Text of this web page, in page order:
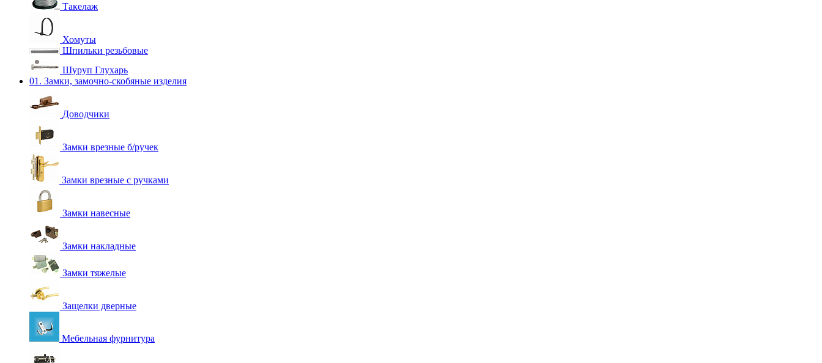
Такелаж
Хомуты
Шпильки резьбовые
Шуруп Глухарь
01. Замки, замочно-скобяные изделия
Доводчики
Замки врезные б/ручек
Замки врезные с ручками
Замки навесные
Замки накладные
Замки тяжелые
Защелки дверные
Мебельная фурнитура